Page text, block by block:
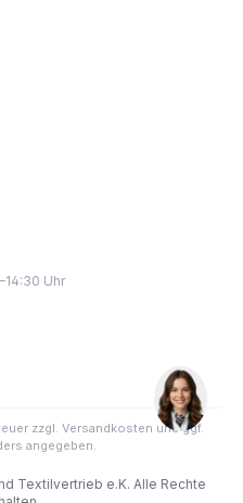
Uhr
zzgl. Versandkosten und ggf.
angegeben.
Textilvertrieb e.K. Alle Rechte